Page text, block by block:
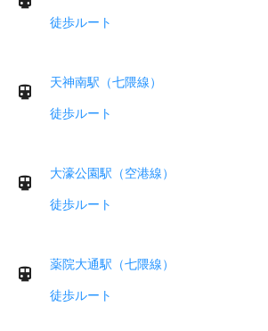
徒歩ルート
天神南駅（七隈線）
徒歩ルート
大濠公園駅（空港線）
徒歩ルート
薬院大通駅（七隈線）
徒歩ルート